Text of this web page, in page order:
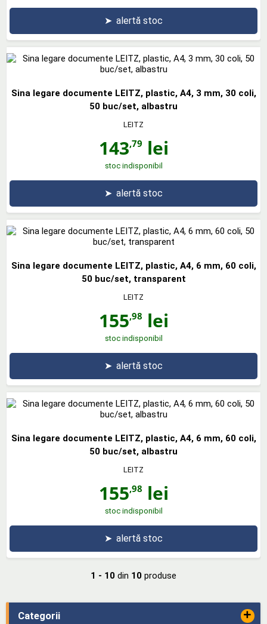
Categorii +
➤ alertă stoc
Sina legare documente LEITZ, plastic, A4, 3 mm, 30 coli,
50 buc/set, albastru
LEITZ
143,79 lei
stoc indisponibil
➤ alertă stoc
Sina legare documente LEITZ, plastic, A4, 6 mm, 60 coli,
50 buc/set, transparent
LEITZ
155,98 lei
stoc indisponibil
➤ alertă stoc
Sina legare documente LEITZ, plastic, A4, 6 mm, 60 coli,
50 buc/set, albastru
LEITZ
155,98 lei
stoc indisponibil
➤ alertă stoc
1 - 10 din 10 produse